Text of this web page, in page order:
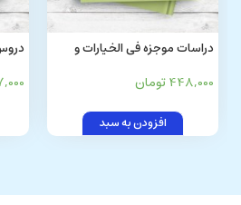
دراسات موجزه فی الخیارات و
448,000 تومان
افزودن به سبد
دروس فی